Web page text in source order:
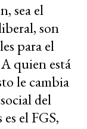
sea el
son
para el
quien está
le cambia
del
el FGS,